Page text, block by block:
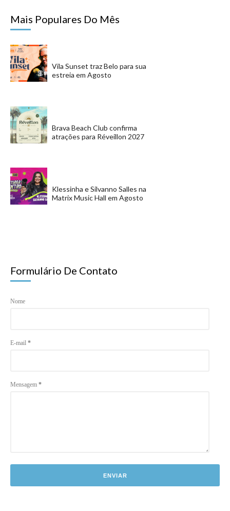
Mais Populares Do Mês
Vila Sunset traz Belo para sua
estreia em Agosto
Brava Beach Club confirma
atrações para Réveillon 2027
Klessinha e Silvanno Salles na
Matrix Music Hall em Agosto
Formulário De Contato
Nome
E-mail *
Mensagem *